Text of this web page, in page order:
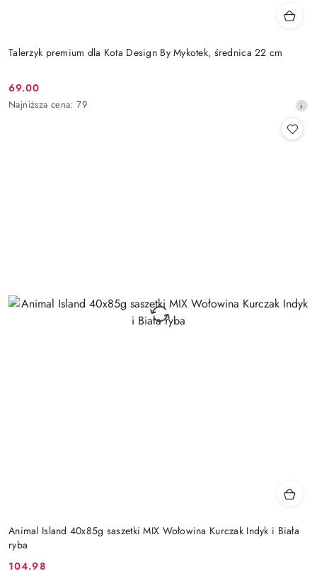
Talerzyk premium dla Kota Design By Mykotek, średnica 22 cm
Cena
promocyjna:
69.00
Najniższa
Najniższa cena: 79
Animal Island 40x85g saszetki MIX Wołowina Kurczak Indyk i Biała
ryba
104.98